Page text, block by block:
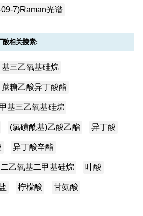
7)Raman光谱
酸相关搜索:
三乙氧基硅烷
蔗糖乙酸异丁酸酯
甲基三乙氧基硅烷
(氯磺酰基)乙酸乙酯 异丁酸
异丁酸辛酯
二乙氧基二甲基硅烷 叶酸
柠檬酸 甘氨酸